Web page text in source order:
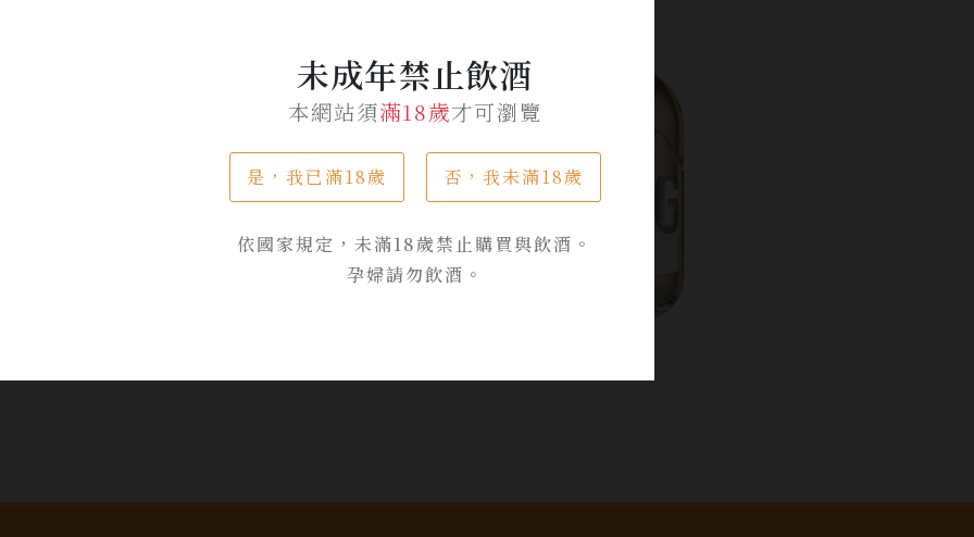
未成年禁止飲酒
本網站須滿18歲才可瀏覽
是，我已滿18歲 否，我未滿18歲
依國家規定，未滿18歲禁止購買與飲酒。
孕婦請勿飲酒。